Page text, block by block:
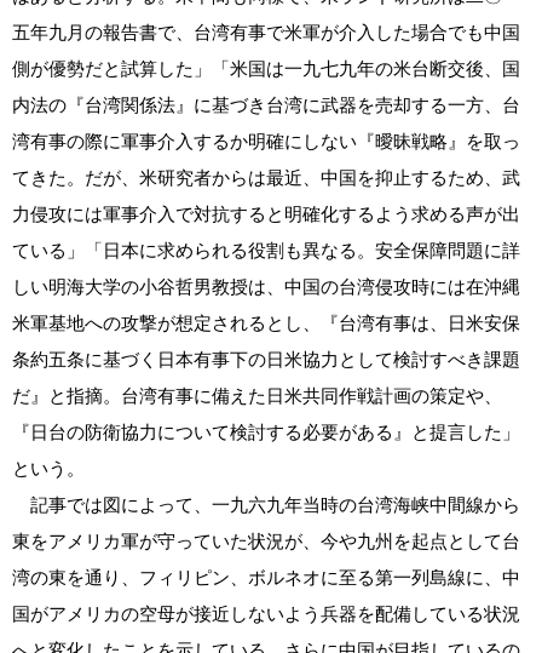
五年九月の報告書で、台湾有事で米軍が介入した場合でも中国
側が優勢だと試算した」「米国は一九七九年の米台断交後、国
内法の『台湾関係法』に基づき台湾に武器を売却する一方、台
湾有事の際に軍事介入するか明確にしない『曖昧戦略』を取っ
てきた。だが、米研究者からは最近、中国を抑止するため、武
力侵攻には軍事介入で対抗すると明確化するよう求める声が出
ている」「日本に求められる役割も異なる。安全保障問題に詳
しい明海大学の小谷哲男教授は、中国の台湾侵攻時には在沖縄
米軍基地への攻撃が想定されるとし、『台湾有事は、日米安保
条約五条に基づく日本有事下の日米協力として検討すべき課題
だ』と指摘。台湾有事に備えた日米共同作戦計画の策定や、
『日台の防衛協力について検討する必要がある』と提言した」
という。
記事では図によって、一九六九年当時の台湾海峡中間線から
東をアメリカ軍が守っていた状況が、今や九州を起点として台
湾の東を通り、フィリピン、ボルネオに至る第一列島線に、中
国がアメリカの空母が接近しないよう兵器を配備している状況